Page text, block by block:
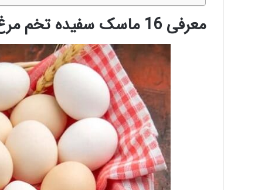
معرفی 16 ماسک سفیده تخم مرغ خانگی برای چاقی صورت